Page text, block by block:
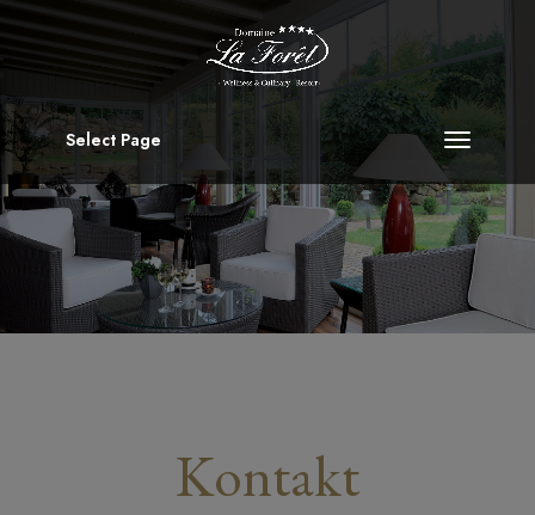
Select Page
Kontakt